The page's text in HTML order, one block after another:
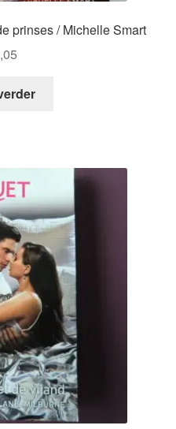
prinses / Michelle Smart